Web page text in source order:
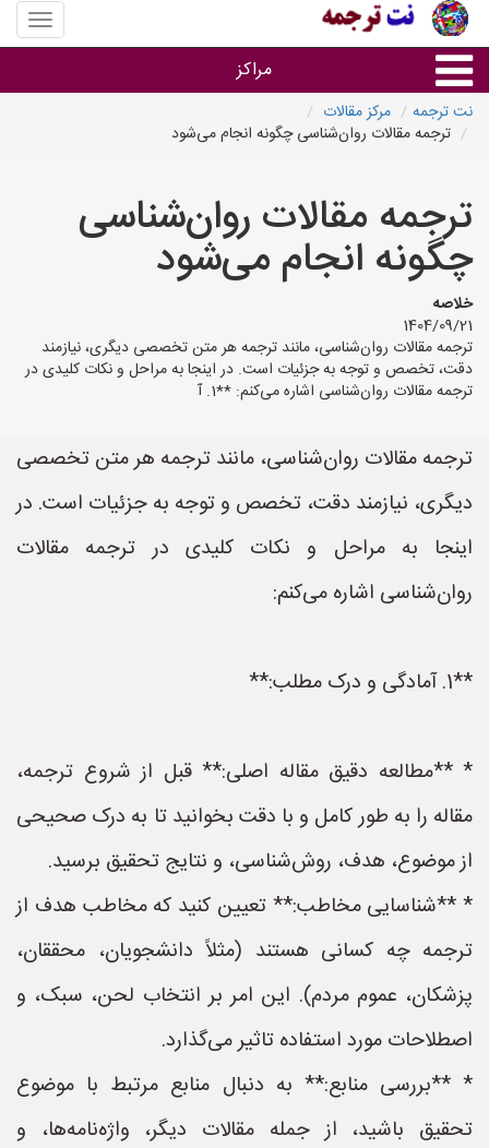
منوی
سایت
ترجمه
مراکز
خدمات ترجمه و تایپ
دفاتر ترجمه شهرها
مرکز تایپ های شهرها
نت ترجمه
مرکز مقالات
ترجمه مقالات روان‌شناسی چگونه انجام می‌شود
ترجمه مقالات روان‌شناسی
چگونه انجام می‌شود
خلاصه
1404/09/21
ترجمه مقالات روان‌شناسی، مانند ترجمه هر متن تخصصی دیگری، نیازمند
دقت، تخصص و توجه به جزئیات است. در اینجا به مراحل و نکات کلیدی در
ترجمه مقالات روان‌شناسی اشاره می‌کنم: **1. آ
ترجمه مقالات روان‌شناسی، مانند ترجمه هر متن تخصصی
دیگری، نیازمند دقت، تخصص و توجه به جزئیات است. در
اینجا به مراحل و نکات کلیدی در ترجمه مقالات
روان‌شناسی اشاره می‌کنم:
**1. آمادگی و درک مطلب:**
* **مطالعه دقیق مقاله اصلی:** قبل از شروع ترجمه،
مقاله را به طور کامل و با دقت بخوانید تا به درک صحیحی
از موضوع، هدف، روش‌شناسی، و نتایج تحقیق برسید.
* **شناسایی مخاطب:** تعیین کنید که مخاطب هدف از
ترجمه چه کسانی هستند (مثلاً دانشجویان، محققان،
پزشکان، عموم مردم). این امر بر انتخاب لحن، سبک، و
اصطلاحات مورد استفاده تاثیر می‌گذارد.
* **بررسی منابع:** به دنبال منابع مرتبط با موضوع
تحقیق باشید، از جمله مقالات دیگر، واژه‌نامه‌ها، و